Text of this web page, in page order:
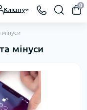
Клієнту
0
мінуси
мінуси